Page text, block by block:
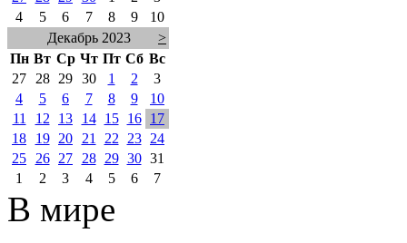
4
5 6 7 8 9
10
Декабрь 2023
>
Пн Вт Ср Чт Пт Сб Вс
27
28 29 30 1 2
3
4
5 6 7 8 9
10
11
12 13 14 15 16
17
18
19 20 21 22 23
24
25
26 27 28 29 30 31
1
2 3 4 5 6 7
В мире